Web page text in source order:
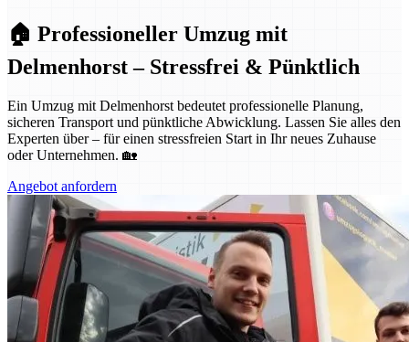
🏠 Professioneller Umzug mit
Delmenhorst – Stressfrei & Pünktlich
Ein Umzug mit Delmenhorst bedeutet professionelle Planung,
sicheren Transport und pünktliche Abwicklung. Lassen Sie alles den
Experten über – für einen stressfreien Start in Ihr neues Zuhause
oder Unternehmen. 🏡
Angebot anfordern